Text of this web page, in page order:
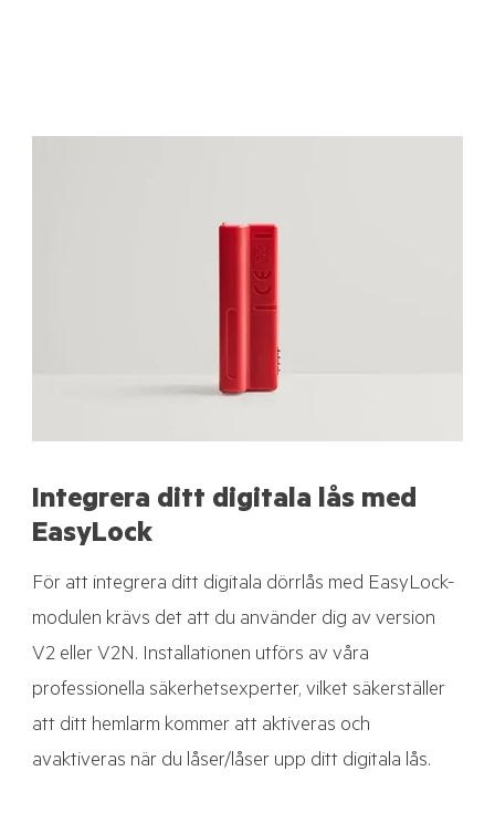
Integrera ditt digitala lås med
EasyLock
För att integrera ditt digitala dörrlås med EasyLock-
modulen krävs det att du använder dig av version
V2 eller V2N. Installationen utförs av våra
professionella säkerhetsexperter, vilket säkerställer
att ditt hemlarm kommer att aktiveras och
avaktiveras när du låser/låser upp ditt digitala lås.